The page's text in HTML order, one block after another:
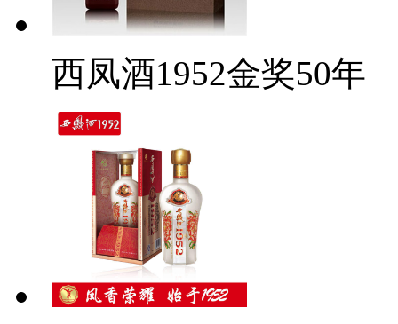
西凤酒1952金奖50年